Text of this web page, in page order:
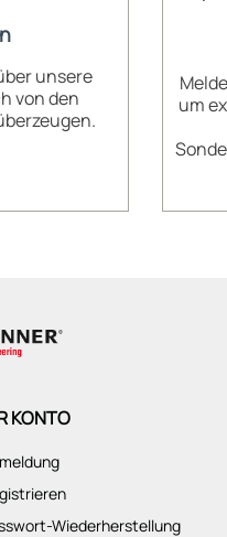
unsere
von den
um
KONTO
Wiederherstellung